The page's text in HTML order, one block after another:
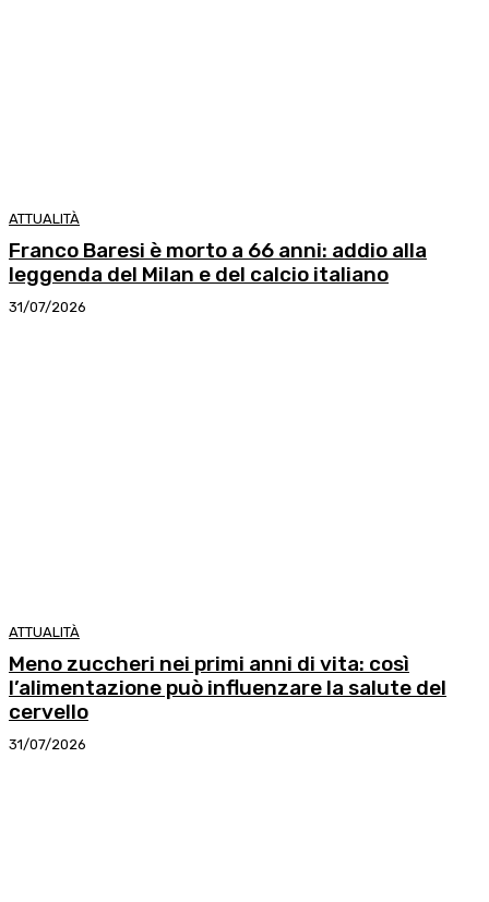
ATTUALITÀ
Franco Baresi è morto a 66 anni: addio alla
leggenda del Milan e del calcio italiano
31/07/2026
ATTUALITÀ
Meno zuccheri nei primi anni di vita: così
l’alimentazione può influenzare la salute del
cervello
31/07/2026